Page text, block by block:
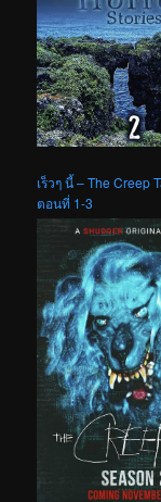
เร็วๆ นี้ – The Creep
ตอนที่ 1-3